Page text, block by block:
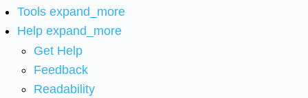
Tools expand_more
Help expand_more
Get Help
Feedback
Readability